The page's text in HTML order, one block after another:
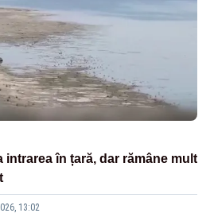
intrarea în țară, dar rămâne mult
13:02